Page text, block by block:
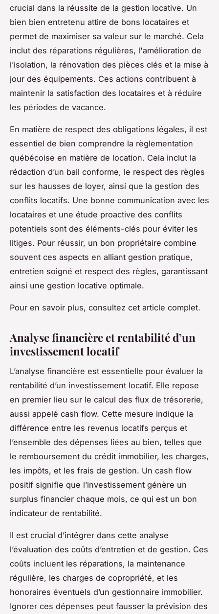
crucial dans la réussite de la gestion locative. Un
bien bien entretenu attire de bons locataires et
permet de maximiser sa valeur sur le marché. Cela
inclut des réparations régulières, l'amélioration de
l’isolation, la rénovation des pièces clés et la mise à
jour des équipements. Ces actions contribuent à
maintenir la satisfaction des locataires et à réduire
les périodes de vacance.
En matière de respect des obligations légales, il est
essentiel de bien comprendre la règlementation
québécoise en matière de location. Cela inclut la
rédaction d’un bail conforme, le respect des règles
sur les hausses de loyer, ainsi que la gestion des
conflits locatifs. Une bonne communication avec les
locataires et une étude proactive des conflits
potentiels sont des éléments-clés pour éviter les
litiges. Pour réussir, un bon propriétaire combine
souvent ces aspects en alliant gestion pratique,
entretien soigné et respect des règles, garantissant
ainsi une gestion locative optimale.
Pour en savoir plus, consultez cet article complet.
Analyse financière et rentabilité d’un
investissement locatif
L’analyse financière est essentielle pour évaluer la
rentabilité d’un investissement locatif. Elle repose
en premier lieu sur le calcul des flux de trésorerie,
aussi appelé cash flow. Cette mesure indique la
différence entre les revenus locatifs perçus et
l’ensemble des dépenses liées au bien, telles que
le remboursement du crédit immobilier, les charges,
les impôts, et les frais de gestion. Un cash flow
positif signifie que l’investissement génère un
surplus financier chaque mois, ce qui est un bon
indicateur de rentabilité.
Il est crucial d’intégrer dans cette analyse
l’évaluation des coûts d’entretien et de gestion. Ces
coûts incluent les réparations, la maintenance
régulière, les charges de copropriété, et les
honoraires éventuels d’un gestionnaire immobilier.
Ignorer ces dépenses peut fausser la prévision des